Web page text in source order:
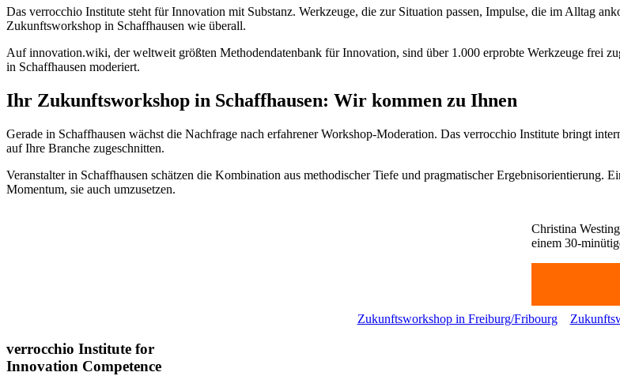
Das verrocchio Institute steht für Innovation mit Substanz. Werkzeuge, die zur Situation passen, Impulse, die im Alltag
Zukunftsworkshop in Schaffhausen wie überall.
Auf innovation.wiki, der weltweit größten Methodendatenbank für Innovation, sind über 1.000 erprobte Werkzeuge frei
in Schaffhausen moderiert.
Ihr Zukunftsworkshop in Schaffhausen: Wir kommen zu Ihnen
Gerade in Schaffhausen wächst die Nachfrage nach erfahrener Workshop-Moderation. Das verrocchio Institute bringt
auf Ihre Branche zugeschnitten.
Veranstalter in Schaffhausen schätzen die Kombination aus methodischer Tiefe und pragmatischer
Momentum, sie auch umzusetzen.
Christina
einem 30-
Zukunftsworkshop in Freiburg/Fribourg
verrocchio Institute for
Innovation Competence